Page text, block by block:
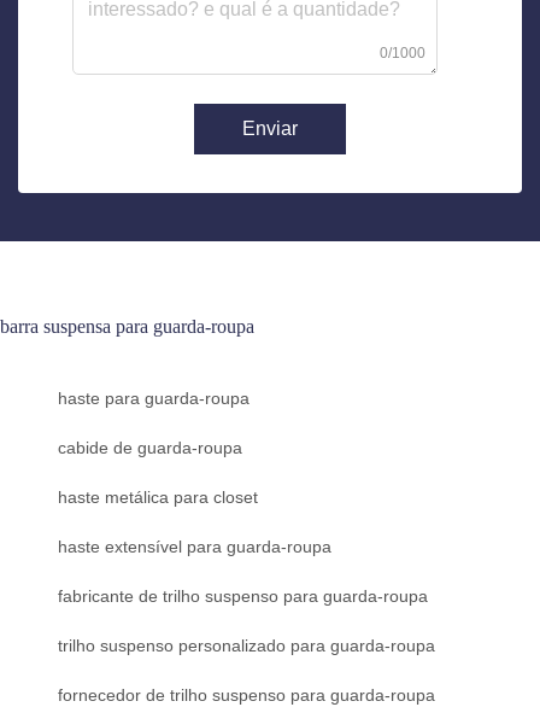
0/1000
Enviar
barra suspensa para guarda-roupa
haste para guarda-roupa
cabide de guarda-roupa
haste metálica para closet
haste extensível para guarda-roupa
fabricante de trilho suspenso para guarda-roupa
trilho suspenso personalizado para guarda-roupa
fornecedor de trilho suspenso para guarda-roupa